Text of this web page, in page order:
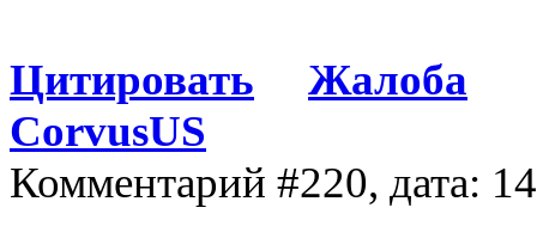
Цитировать
Жалоба
CorvusUS
Комментарий #220, дата: